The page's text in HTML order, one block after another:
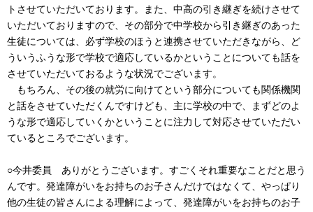
トさせていただいております。また、中高の引き継ぎを続けさせて
いただいておりますので、その部分で中学校から引き継ぎのあった
生徒については、必ず学校のほうと連携させていただきながら、ど
ういうふうな形で学校で適応しているかということについても話を
させていただいておるような状況でございます。
もちろん、その後の就労に向けてという部分についても関係機関
と話をさせていただくんですけども、主に学校の中で、まずどのよ
うな形で適応していくかということに注力して対応させていただい
ているところでございます。
○今井委員 ありがとうございます。すごくそれ重要なことだと思う
んです。発達障がいをお持ちのお子さんだけではなくて、やっぱり
他の生徒の皆さんによる理解によって、発達障がいをお持ちのお子